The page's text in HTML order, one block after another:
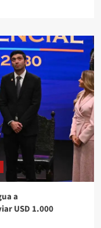
a
USD 1.000